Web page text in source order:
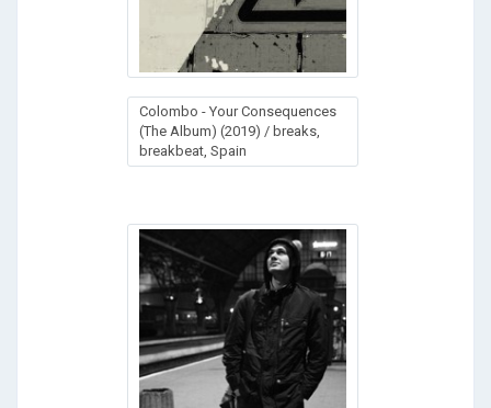
Colombo - Your Consequences
(The Album) (2019) / breaks,
breakbeat, Spain